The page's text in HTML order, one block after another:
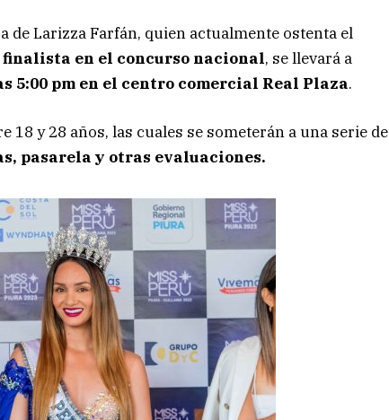
de Larizza Farfán, quien actualmente ostenta el
en el concurso nacional, se llevará a
5:00 pm en el centro comercial Real Plaza.
18 y 28 años, las cuales se someterán a una serie de
pasarela y otras evaluaciones.